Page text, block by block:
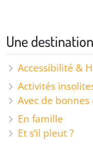
Une
Accessibilité &
Activités
Avec de
En famille
Et s’il pleut ?